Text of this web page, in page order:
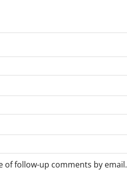
of follow-up comments by email.